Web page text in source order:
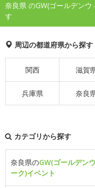
奈良県 のGW(ゴールデン
す
周辺の都道府県から探す
関西 滋賀
兵庫県 奈良
カテゴリから探す
奈良県のGW(ゴールデン
ーク)イベント